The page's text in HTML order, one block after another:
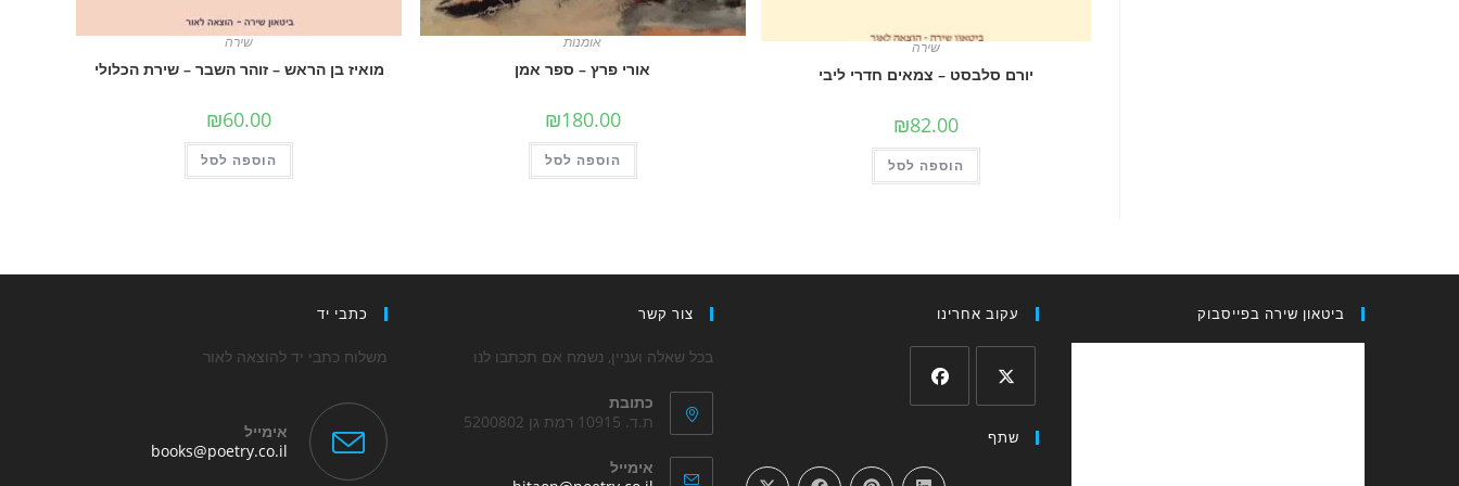
שירה
יורם סלבסט – צמאים חדרי ליבי
₪82.00
הוספה לסל
אומנות
אורי פרץ – ספר אמן
₪180.00
הוספה לסל
שירה
מואיז בן הראש – זוהר השבר – שירת הכלולי
₪60.00
הוספה לסל
ביטאון שירה בפייסבוק עקוב אחרינו
in
שתף
צור קשר
בכל שאלה ועניין, נשמח אם תכתבו לנו
כתובת
ת.ד. 10915 רמת גן 5200802
אימייל
כתבי יד
משלוח כתבי יד להוצאה לאור
אימייל
books@poetry.co.il